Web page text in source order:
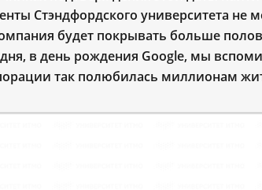
Стэндфордского университета не
будет покрывать больше
в день рождения Google, мы
так полюбилась миллионам